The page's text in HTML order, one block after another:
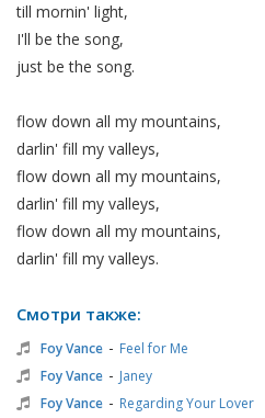
till mornin' light,
I'll be the song,
just be the song.
flow down all my mountains,
darlin' fill my valleys,
flow down all my mountains,
darlin' fill my valleys,
flow down all my mountains,
darlin' fill my valleys.
Смотри также:
Foy Vance - Feel for Me
Foy Vance - Janey
Foy Vance - Regarding Your Lover